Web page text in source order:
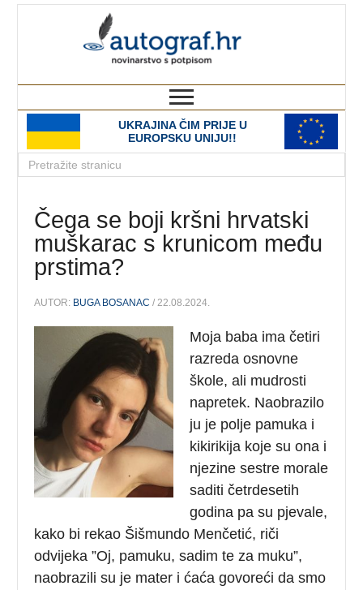
UKRAJINA ČIM PRIJE U
EUROPSKU UNIJU!!
Čega se boji kršni hrvatski
muškarac s krunicom među
prstima?
AUTOR: BUGA BOSANAC / 22.08.2024.
Moja baba ima četiri
razreda osnovne
škole, ali mudrosti
napretek. Naobrazilo
ju je polje pamuka i
kikirikija koje su ona i
njezine sestre morale
saditi četrdesetih
godina pa su pjevale,
kako bi rekao Šišmundo Menčetić, riči
odvijeka ”Oj, pamuku, sadim te za muku”,
naobrazili su je mater i ćaća govoreći da smo